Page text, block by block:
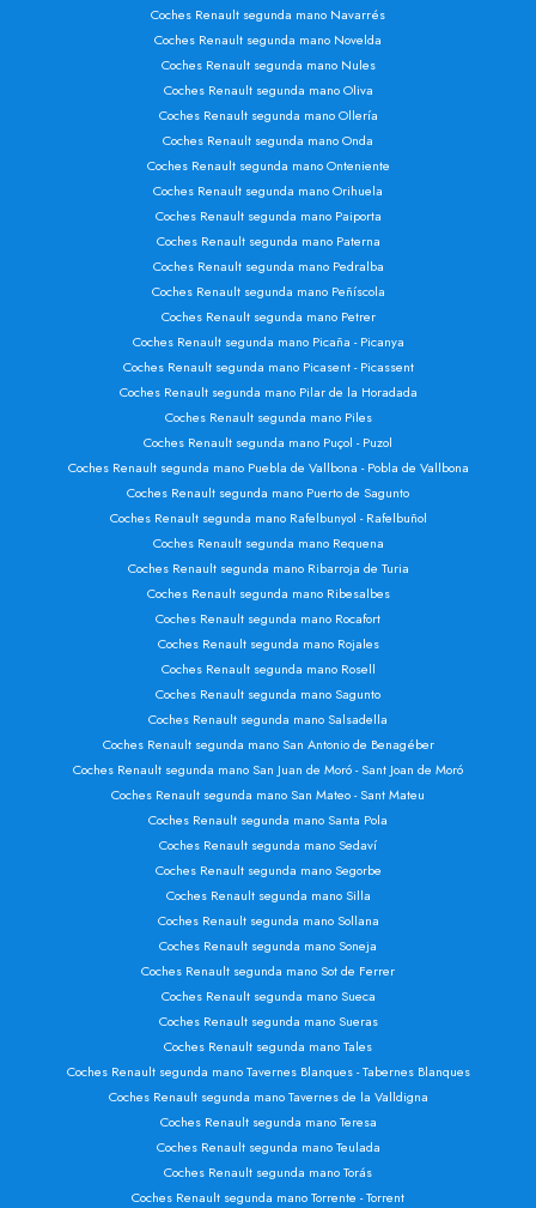
Coches Renault segunda mano Navarrés
Coches Renault segunda mano Novelda
Coches Renault segunda mano Nules
Coches Renault segunda mano Oliva
Coches Renault segunda mano Ollería
Coches Renault segunda mano Onda
Coches Renault segunda mano Onteniente
Coches Renault segunda mano Orihuela
Coches Renault segunda mano Paiporta
Coches Renault segunda mano Paterna
Coches Renault segunda mano Pedralba
Coches Renault segunda mano Peñíscola
Coches Renault segunda mano Petrer
Coches Renault segunda mano Picaña - Picanya
Coches Renault segunda mano Picasent - Picassent
Coches Renault segunda mano Pilar de la Horadada
Coches Renault segunda mano Piles
Coches Renault segunda mano Puçol - Puzol
Coches Renault segunda mano Puebla de Vallbona - Pobla de Vallbona
Coches Renault segunda mano Puerto de Sagunto
Coches Renault segunda mano Rafelbunyol - Rafelbuñol
Coches Renault segunda mano Requena
Coches Renault segunda mano Ribarroja de Turia
Coches Renault segunda mano Ribesalbes
Coches Renault segunda mano Rocafort
Coches Renault segunda mano Rojales
Coches Renault segunda mano Rosell
Coches Renault segunda mano Sagunto
Coches Renault segunda mano Salsadella
Coches Renault segunda mano San Antonio de Benagéber
Coches Renault segunda mano San Juan de Moró - Sant Joan de Moró
Coches Renault segunda mano San Mateo - Sant Mateu
Coches Renault segunda mano Santa Pola
Coches Renault segunda mano Sedaví
Coches Renault segunda mano Segorbe
Coches Renault segunda mano Silla
Coches Renault segunda mano Sollana
Coches Renault segunda mano Soneja
Coches Renault segunda mano Sot de Ferrer
Coches Renault segunda mano Sueca
Coches Renault segunda mano Sueras
Coches Renault segunda mano Tales
Coches Renault segunda mano Tavernes Blanques - Tabernes Blanques
Coches Renault segunda mano Tavernes de la Valldigna
Coches Renault segunda mano Teresa
Coches Renault segunda mano Teulada
Coches Renault segunda mano Torás
Coches Renault segunda mano Torrente - Torrent